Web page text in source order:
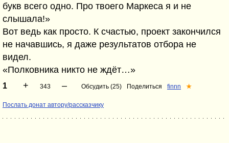
букв всего одно. Про твоего Маркеса я и не
слышала!»
Вот ведь как просто. К счастью, проект закончился
не начавшись, я даже результатов отбора не
видел.
«Полковника никто не ждёт…»
1 + 343 – Обсудить (25) Поделиться finnn ★
Послать донат автору/рассказчику